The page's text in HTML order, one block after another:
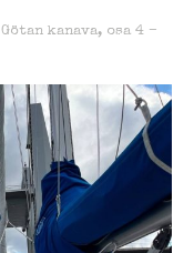
Götan kanava, osa 4 –